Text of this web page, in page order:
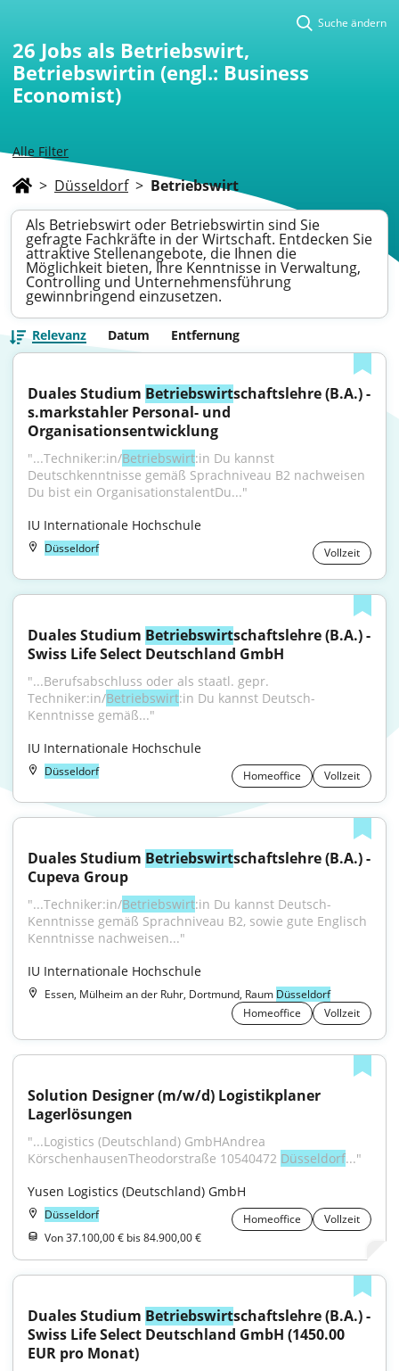
Alle Filter
Suche ändern
26 Jobs als Betriebswirt,
Betriebswirtin (engl.: Business
Economist)
> Düsseldorf > Betriebswirt
Als Betriebswirt oder Betriebswirtin sind Sie
gefragte Fachkräfte in der Wirtschaft. Entdecken Sie
attraktive Stellenangebote, die Ihnen die
Möglichkeit bieten, Ihre Kenntnisse in Verwaltung,
Controlling und Unternehmensführung
gewinnbringend einzusetzen.
Relevanz Datum Entfernung
Duales Studium Betriebswirtschaftslehre (B.A.) -
s.markstahler Personal- und
Organisationsentwicklung
"...Techniker:in/Betriebswirt:in Du kannst
Deutschkenntnisse gemäß Sprachniveau B2 nachweisen
Du bist ein OrganisationstalentDu..."
IU Internationale Hochschule
Düsseldorf Vollzeit
Duales Studium Betriebswirtschaftslehre (B.A.) -
Swiss Life Select Deutschland GmbH
"...Berufsabschluss oder als staatl. gepr.
Techniker:in/Betriebswirt:in Du kannst Deutsch-
Kenntnisse gemäß..."
IU Internationale Hochschule
Düsseldorf Homeoffice Vollzeit
Duales Studium Betriebswirtschaftslehre (B.A.) -
Cupeva Group
"...Techniker:in/Betriebswirt:in Du kannst Deutsch-
Kenntnisse gemäß Sprachniveau B2, sowie gute Englisch
Kenntnisse nachweisen..."
IU Internationale Hochschule
Essen, Mülheim an der Ruhr, Dortmund, Raum Düsseldorf
Homeoffice
Vollzeit
Solution Designer (m/w/d) Logistikplaner
Lagerlösungen
"...Logistics (Deutschland) GmbHAndrea
KörschenhausenTheodorstraße 10540472 Düsseldorf..."
Yusen Logistics (Deutschland) GmbH
Düsseldorf Homeoffice
Vollzeit
Von 37.100,00 € bis 84.900,00 €
Duales Studium Betriebswirtschaftslehre (B.A.) -
Swiss Life Select Deutschland GmbH (1450.00
EUR pro Monat)